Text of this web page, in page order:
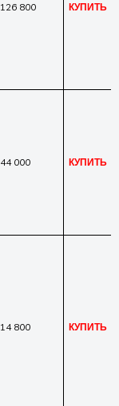
126 800 КУПИТЬ
44 000 КУПИТЬ
14 800 КУПИТЬ